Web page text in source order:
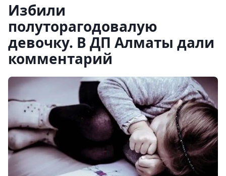
Избили
полуторагодовалую
девочку. В ДП Алматы дали
комментарий